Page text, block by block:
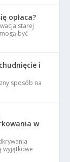
opłaca?
starej
być
i
sposób na
w
wyjątkowe